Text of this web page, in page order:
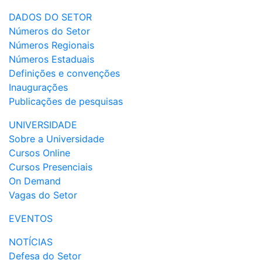
DADOS DO SETOR
Números do Setor
Números Regionais
Números Estaduais
Definições e convenções
Inaugurações
Publicações de pesquisas
UNIVERSIDADE
Sobre a Universidade
Cursos Online
Cursos Presenciais
On Demand
Vagas do Setor
EVENTOS
NOTÍCIAS
Defesa do Setor